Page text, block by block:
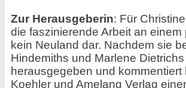
Zur Herausgeberin: Für
die faszinierende Arbeit an
kein Neuland dar. Nachdem sie
Hindemiths und Marlene
herausgegeben und kommentiert
Koehler und Amelang Verlag